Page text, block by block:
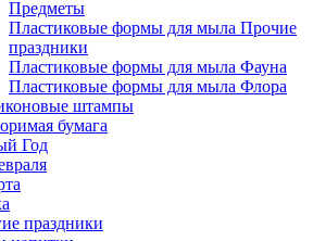
Предметы
Пластиковые формы для мыла Прочие
праздники
Пластиковые формы для мыла Фауна
Пластиковые формы для мыла Флора
штампы
бумага
Год
праздники